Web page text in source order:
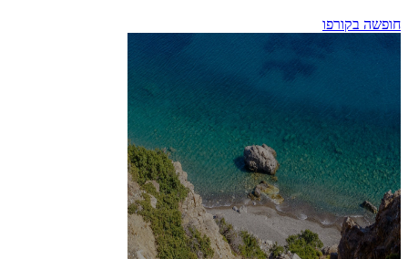
חופשה בקורפו